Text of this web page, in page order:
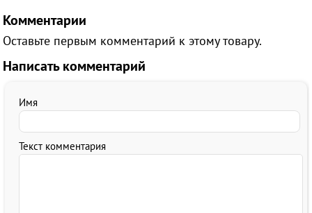
Комментарии
Оставьте первым комментарий к этому товару.
Написать комментарий
Имя
Текст комментария